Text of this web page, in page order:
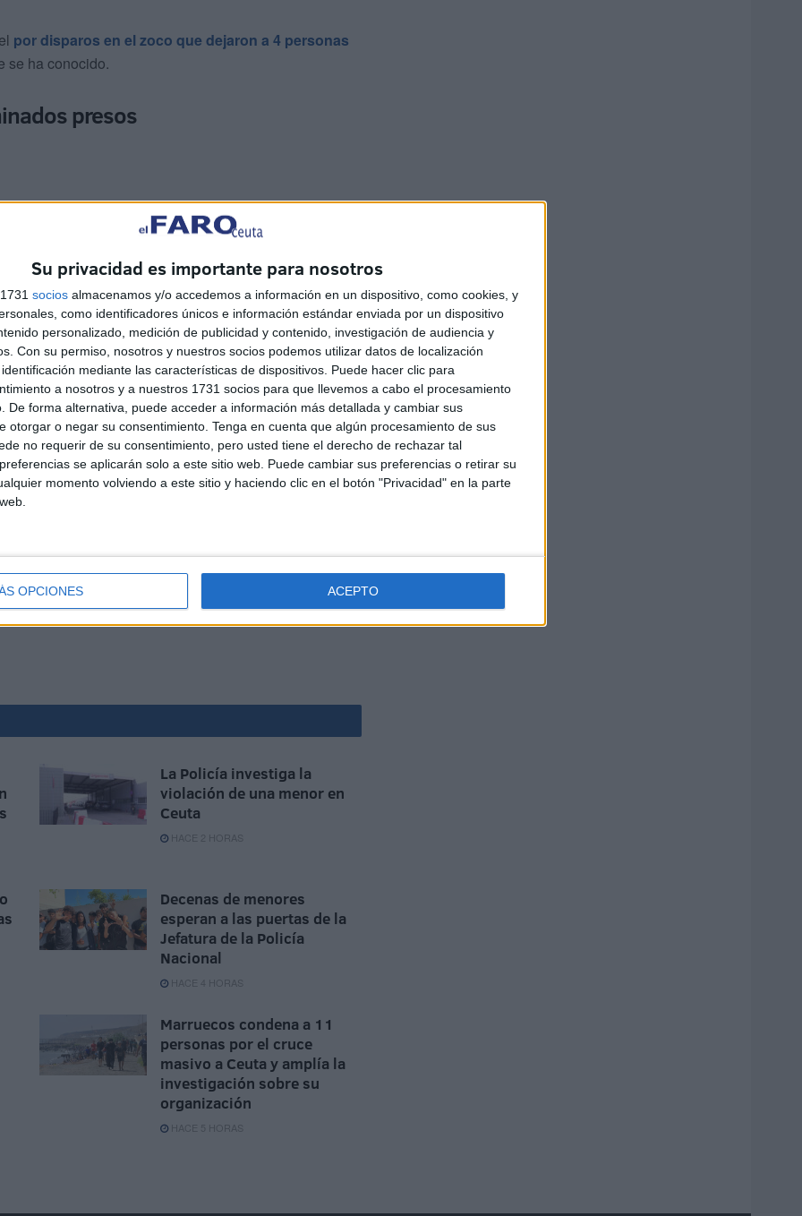
Su privacidad es importante para nosotros
socios almacenamos y/o accedemos a información en un dispositivo, como cookies, y
como identificadores únicos e información estándar enviada por un dispositivo
personalizado, medición de publicidad y contenido, investigación de audiencia y
Con su permiso, nosotros y nuestros socios podemos utilizar datos de localización
mediante las características de dispositivos. Puede hacer clic para
a nosotros y a nuestros 1731 socios para que llevemos a cabo el procesamiento
De forma alternativa, puede acceder a información más detallada y cambiar sus
otorgar o negar su consentimiento. Tenga en cuenta que algún procesamiento de sus
no requerir de su consentimiento, pero usted tiene el derecho de rechazar tal
se aplicarán solo a este sitio web. Puede cambiar sus preferencias o retirar su
momento volviendo a este sitio y haciendo clic en el botón "Privacidad" en la parte
OPCIONES ACEPTO
por disparos en el zoco que dejaron a 4 personas
se ha conocido.
presos
respecto de su presunta relación conel
este caso en Instrucción.
país de este interno en una medida que ha seguido
de toda España y por el que se adoptan salidas
con empleo de armas no solo se trabaja
en evitar que puedan coincidir en los mismos
consideradas rivales en base a los informes
La Policía investiga la
violación de una menor en
Ceuta
HACE 2 HORAS
Decenas de menores
esperan a las puertas de la
Jefatura de la Policía
Nacional
HACE 4 HORAS
Marruecos condena a 11
personas por el cruce
masivo a Ceuta y amplía la
investigación sobre su
organización
HACE 5 HORAS